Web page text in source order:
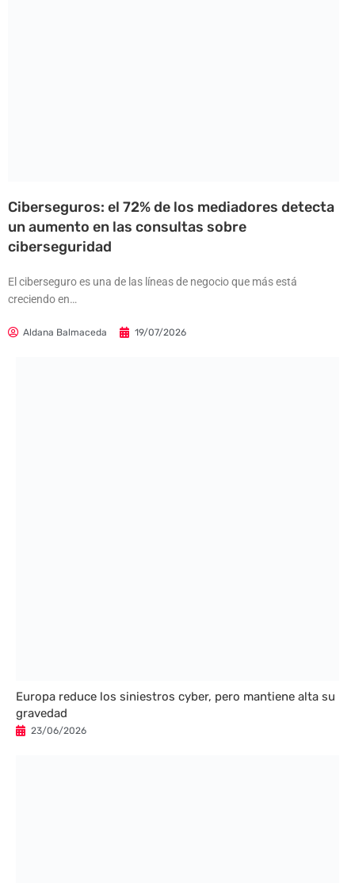
Ciberseguros: el 72% de los mediadores detecta
un aumento en las consultas sobre
ciberseguridad
El ciberseguro es una de las líneas de negocio que más está
creciendo en…
Aldana Balmaceda 19/07/2026
Europa reduce los siniestros cyber, pero mantiene alta su
gravedad
23/06/2026